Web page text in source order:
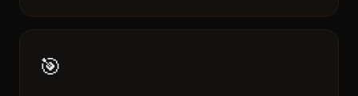
🎯